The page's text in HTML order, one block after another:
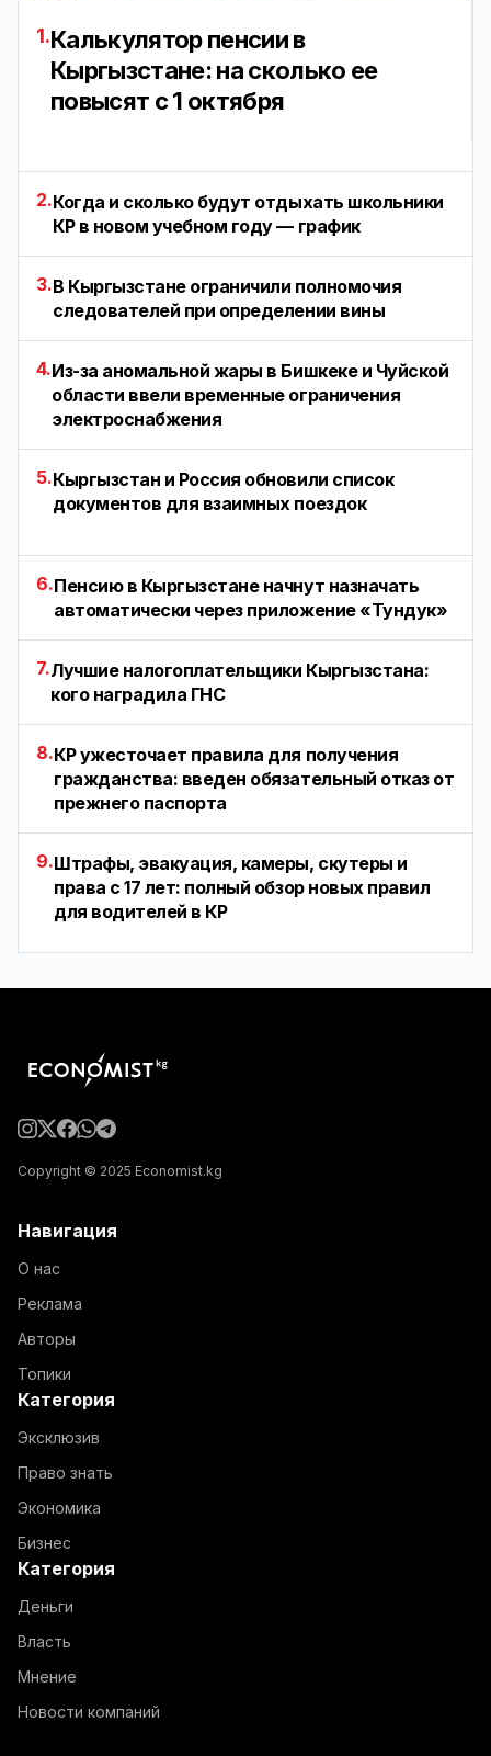
1.Калькулятор пенсии в
Кыргызстане: на сколько ее
повысят с 1 октября
2.Когда и сколько будут отдыхать школьники
КР в новом учебном году — график
3.В Кыргызстане ограничили полномочия
следователей при определении вины
4.Из-за аномальной жары в Бишкеке и Чуйской
области ввели временные ограничения
электроснабжения
5.Кыргызстан и Россия обновили список
документов для взаимных поездок
6.Пенсию в Кыргызстане начнут назначать
автоматически через приложение «Тундук»
7.Лучшие налогоплательщики Кыргызстана:
кого наградила ГНС
8.КР ужесточает правила для получения
гражданства: введен обязательный отказ от
прежнего паспорта
9.Штрафы, эвакуация, камеры, скутеры и
права с 17 лет: полный обзор новых правил
для водителей в КР
Copyright © 2025 Economist.kg
Навигация
О нас
Реклама
Авторы
Топики
Категория
Эксклюзив
Право знать
Экономика
Бизнес
Категория
Деньги
Власть
Мнение
Новости компаний